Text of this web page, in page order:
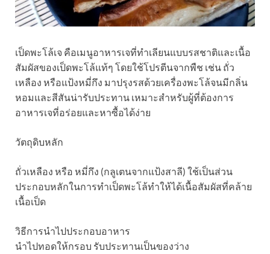
เป็ดพะโล้เจ คือเมนูอาหารเจที่ทำเลียนแบบรสชาติและเนื้อ
สัมผัสของเป็ดพะโล้แท้ๆ โดยใช้โปรตีนจากพืช เช่น ถั่ว
เหลือง หรือแป้งหมี่กึง มาปรุงรสด้วยเครื่องพะโล้จนมีกลิ่น
หอมและสีสันน่ารับประทาน เหมาะสำหรับผู้ที่ต้องการ
อาหารเจที่อร่อยและหาซื้อได้ง่าย
วัตถุดิบหลัก
ถั่วเหลือง หรือ หมี่กึง (กลูเตนจากแป้งสาลี) ใช้เป็นส่วน
ประกอบหลักในการทำเป็ดพะโล้ทำให้ได้เนื้อสัมผัสที่คล้าย
เนื้อเป็ด
วิธีการนำไปประกอบอาหาร
นำไปทอดให้กรอบ รับประทานเป็นของว่าง